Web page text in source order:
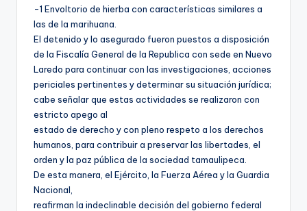
-1 Envoltorio de hierba con características similares a
las de la marihuana.
El detenido y lo asegurado fueron puestos a disposición
de la Fiscalía General de la Republica con sede en Nuevo
Laredo para continuar con las investigaciones, acciones
periciales pertinentes y determinar su situación jurídica;
cabe señalar que estas actividades se realizaron con
estricto apego al
estado de derecho y con pleno respeto a los derechos
humanos, para contribuir a preservar las libertades, el
orden y la paz pública de la sociedad tamaulipeca.
De esta manera, el Ejército, la Fuerza Aérea y la Guardia
Nacional,
reafirman la indeclinable decisión del gobierno federal